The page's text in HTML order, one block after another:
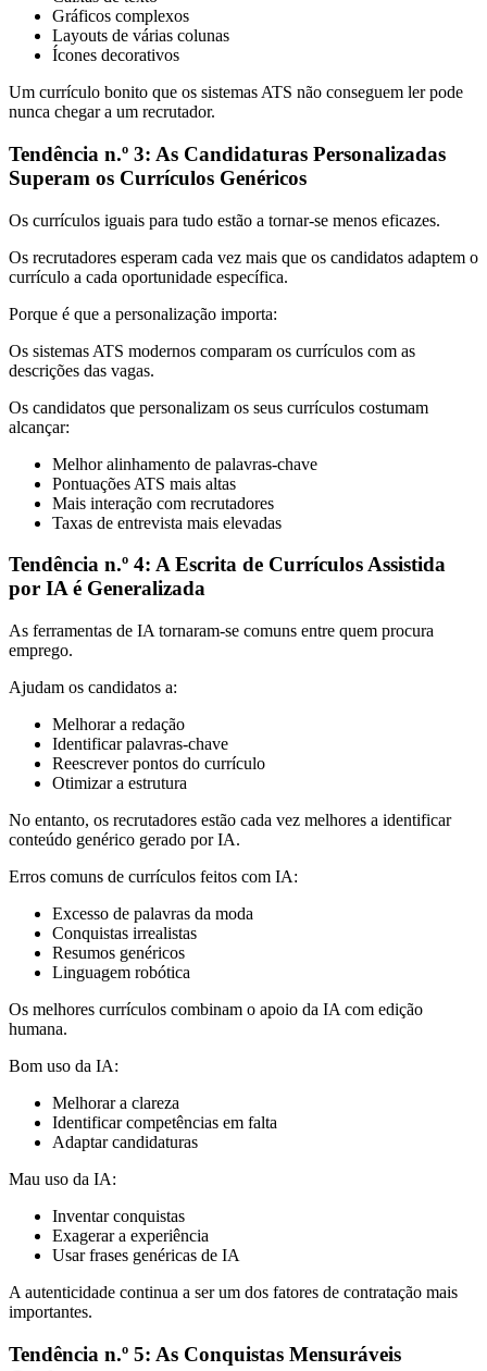
Gráficos complexos
Layouts de várias colunas
Ícones decorativos
Um currículo bonito que os sistemas ATS não conseguem ler pode
nunca chegar a um recrutador.
Tendência n.º 3: As Candidaturas Personalizadas
Superam os Currículos Genéricos
Os currículos iguais para tudo estão a tornar-se menos eficazes.
Os recrutadores esperam cada vez mais que os candidatos adaptem o
currículo a cada oportunidade específica.
Porque é que a personalização importa:
Os sistemas ATS modernos comparam os currículos com as
descrições das vagas.
Os candidatos que personalizam os seus currículos costumam
alcançar:
Melhor alinhamento de palavras-chave
Pontuações ATS mais altas
Mais interação com recrutadores
Taxas de entrevista mais elevadas
Tendência n.º 4: A Escrita de Currículos Assistida
por IA é Generalizada
As ferramentas de IA tornaram-se comuns entre quem procura
emprego.
Ajudam os candidatos a:
Melhorar a redação
Identificar palavras-chave
Reescrever pontos do currículo
Otimizar a estrutura
No entanto, os recrutadores estão cada vez melhores a identificar
conteúdo genérico gerado por IA.
Erros comuns de currículos feitos com IA:
Excesso de palavras da moda
Conquistas irrealistas
Resumos genéricos
Linguagem robótica
Os melhores currículos combinam o apoio da IA com edição
humana.
Bom uso da IA:
Melhorar a clareza
Identificar competências em falta
Adaptar candidaturas
Mau uso da IA:
Inventar conquistas
Exagerar a experiência
Usar frases genéricas de IA
A autenticidade continua a ser um dos fatores de contratação mais
importantes.
Tendência n.º 5: As Conquistas Mensuráveis